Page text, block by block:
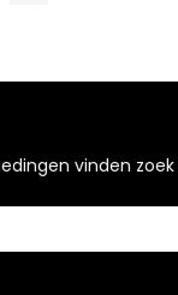
vinden zoek